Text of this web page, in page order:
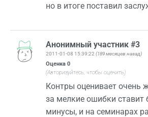
но в итоге поставил
Анонимный участник #3
2011-01-08 15:39:22 (189 месяцев назад)
Оценка 0
(Авторизуйтесь, чтобы оценить)
Контры оценивает очень
за мелкие ошибки ставит
минусы, и на семинарах